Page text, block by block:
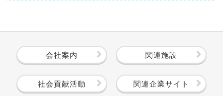
会社案内 関連施設
社会貢献活動 関連企業サイト